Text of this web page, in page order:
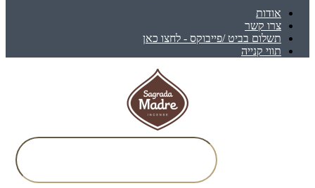
אודות
צרו קשר
תשלום בביט /פייבוקס - לחצו כאן
תווי קנייה